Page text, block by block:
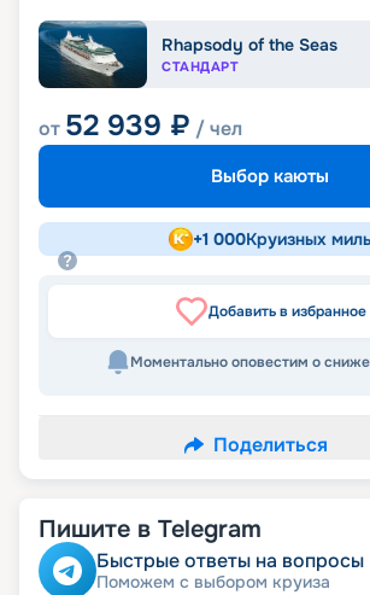
Rhapsody of the Seas
СТАНДАРТ
от 52 939 ₽ / чел
Выбор каюты
+1 000Круизных миль
Добавить в избранное
Моментально оповестим о
Поделиться
Пишите в Telegram
Быстрые ответы на вопросы
Поможем с выбором круиза